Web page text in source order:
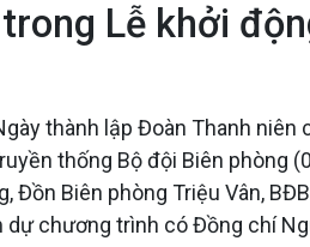
Lễ khởi
thành lập Đoàn Thanh
thống Bộ đội Biên
Đồn Biên phòng Triệu Vân,
chương trình có Đồng chí